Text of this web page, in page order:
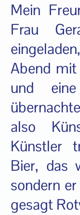
Mein
Frau
Abend
und
also
Künstler
Bier, das
sondern
gesagt